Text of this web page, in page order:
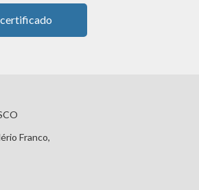
certificado
Franco,